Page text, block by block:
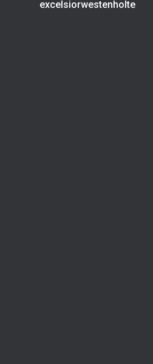
excelsiorwestenholte